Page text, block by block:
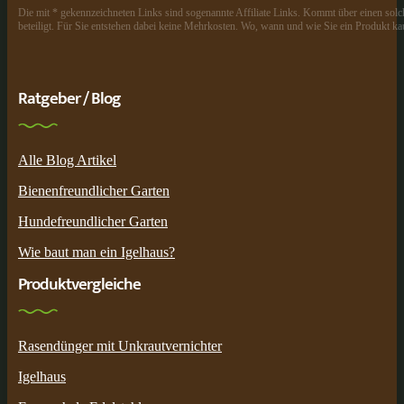
Die mit * gekennzeichneten Links sind sogenannte Affiliate Links. Kommt über einen
beteiligt. Für Sie entstehen dabei keine Mehrkosten. Wo, wann und wie Sie ein Produkt
Ratgeber / Blog
Alle Blog Artikel
Bienenfreundlicher Garten
Hundefreundlicher Garten
Wie baut man ein Igelhaus?
Produktvergleiche
Rasendünger mit Unkrautvernichter
Igelhaus